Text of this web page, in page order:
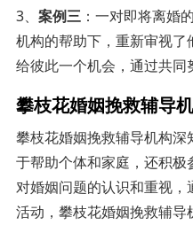
3、 案例三：一对即将离婚
机构的帮助下，重新审视
给彼此一个机会，通过共同
攀枝花婚姻挽救辅导
攀枝花婚姻挽救辅导机构
于帮助个体和家庭，还积
对婚姻问题的认识和重视
活动，攀枝花婚姻挽救辅